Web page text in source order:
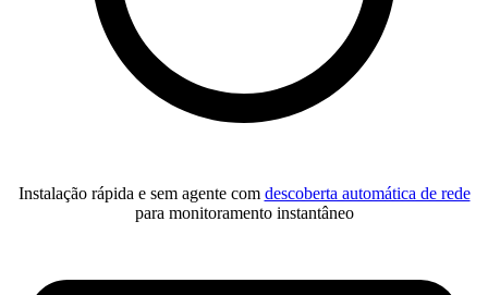
Instalação rápida e sem agente com descoberta automática de rede
para monitoramento instantâneo